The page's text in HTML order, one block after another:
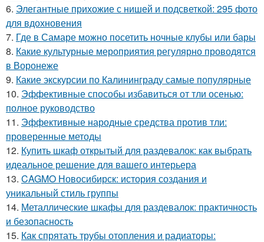
6. Элегантные прихожие с нишей и подсветкой: 295 фото
для вдохновения
7. Где в Самаре можно посетить ночные клубы или бары
8. Какие культурные мероприятия регулярно проводятся
в Воронеже
9. Какие экскурсии по Калининграду самые популярные
10. Эффективные способы избавиться от тли осенью:
полное руководство
11. Эффективные народные средства против тли:
проверенные методы
12. Купить шкаф открытый для раздевалок: как выбрать
идеальное решение для вашего интерьера
13. CAGMO Новосибирск: история создания и
уникальный стиль группы
14. Металлические шкафы для раздевалок: практичность
и безопасность
15. Как спрятать трубы отопления и радиаторы: